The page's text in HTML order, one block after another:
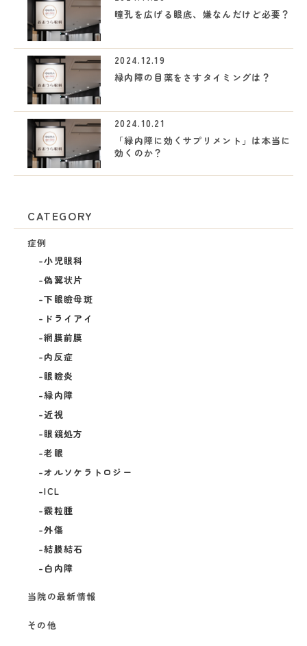
瞳孔を広げる眼底、嫌なんだけど必要？
2024.12.19
緑内障の目薬をさすタイミングは？
2024.10.21
「緑内障に効くサプリメント」は本当に
効くのか？
CATEGORY
症例
小児眼科
偽翼状片
下眼瞼母斑
ドライアイ
網膜前膜
内反症
眼瞼炎
緑内障
近視
眼鏡処方
老眼
オルソケラトロジー
ICL
霰粒腫
外傷
結膜結石
白内障
当院の最新情報
その他